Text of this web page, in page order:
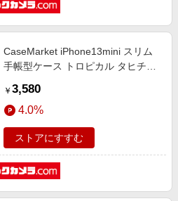
CaseMarket iPhone13mini スリム
手帳型ケース トロピカル タヒチ柄
ィ ブルー iPhone13mini-
BCM2S2137-78
￥ 3,580
4.0%
ストアにすすむ